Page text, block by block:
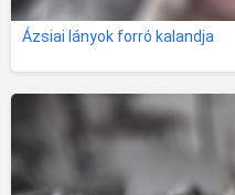
Ázsiai lányok forró kalandja